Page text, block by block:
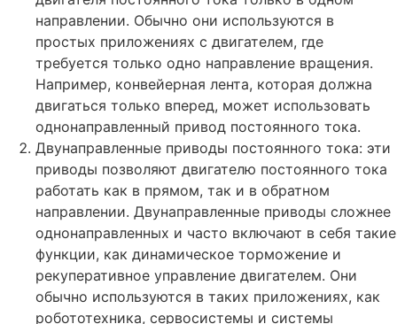
направлении. Обычно они используются в
простых приложениях с двигателем, где
требуется только одно направление вращения.
Например, конвейерная лента, которая должна
двигаться только вперед, может использовать
однонаправленный привод постоянного тока.
Двунаправленные приводы постоянного тока: эти
приводы позволяют двигателю постоянного тока
работать как в прямом, так и в обратном
направлении. Двунаправленные приводы сложнее
однонаправленных и часто включают в себя такие
функции, как динамическое торможение и
рекуперативное управление двигателем. Они
обычно используются в таких приложениях, как
робототехника, сервосистемы и системы